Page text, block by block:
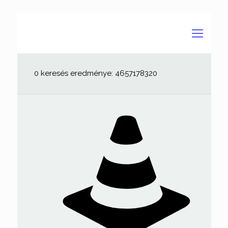
0 keresés eredménye: 4657178320